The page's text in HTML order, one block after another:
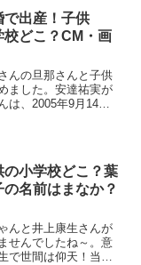
で出産！子供
校どこ？CM・画
んの旦那さんと子供
ました。安達祐実が
は、2005年9月14
...
小学校どこ？葉
名前はまなか？
んと井上康生さんが
せんでしたね～。意
で世間は仰天！当時